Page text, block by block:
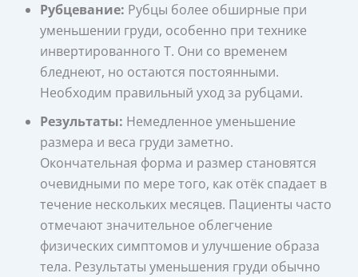
Рубцевание: Рубцы более обширные при
уменьшении груди, особенно при технике
инвертированного Т. Они со временем
бледнеют, но остаются постоянными.
Необходим правильный уход за рубцами.
Результаты: Немедленное уменьшение
размера и веса груди заметно.
Окончательная форма и размер становятся
очевидными по мере того, как отёк спадает в
течение нескольких месяцев. Пациенты часто
отмечают значительное облегчение
физических симптомов и улучшение образа
тела. Результаты уменьшения груди обычно